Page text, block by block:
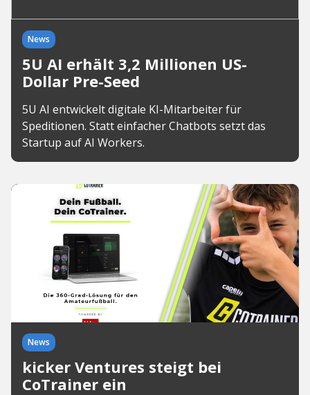
News
5U AI erhält 3,2 Millionen US-
Dollar Pre-Seed
5U AI entwickelt digitale KI-Mitarbeiter für
Speditionen. Statt einfacher Chatbots setzt das
Startup auf AI Workers.
News
kicker Ventures steigt bei
CoTrainer ein